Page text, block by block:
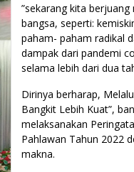
”sekarang kita
bangsa, seperti:
paham- paham radikal
dampak dari pandemi
selama lebih dari dua
Dirinya berharap,
Bangkit Lebih Kuat”,
melaksanakan
Pahlawan Tahun 2022
makna.